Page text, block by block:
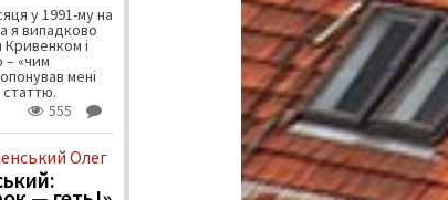
у 1991-му на
я випадково
Кривенком і
– «чим
мені
555
Олег